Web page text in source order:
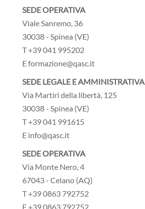
SEDE OPERATIVA
Viale Sanremo, 36
30038 - Spinea (VE)
T +39 041 995202
E formazione@qasc.it
SEDE LEGALE E AMMINISTRATIVA
Via Martiri della libertà, 125
30038 - Spinea (VE)
T +39 041 991615
E info@qasc.it
SEDE OPERATIVA
Via Monte Nero, 4
67043 - Celano (AQ)
T +39 0863 792752
F +39 0863 792752